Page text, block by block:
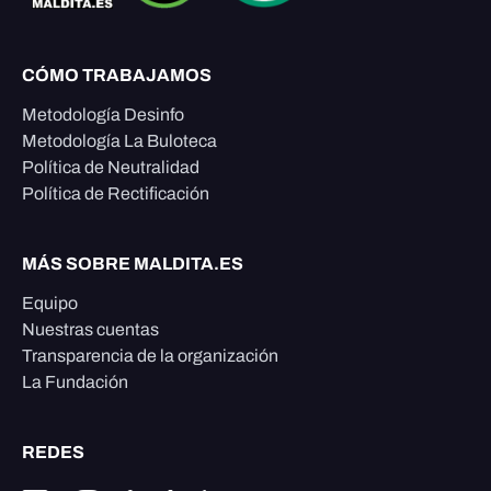
CÓMO TRABAJAMOS
Metodología Desinfo
Metodología La Buloteca
Política de Neutralidad
Política de Rectificación
MÁS SOBRE MALDITA.ES
Equipo
Nuestras cuentas
Transparencia de la organización
La Fundación
REDES